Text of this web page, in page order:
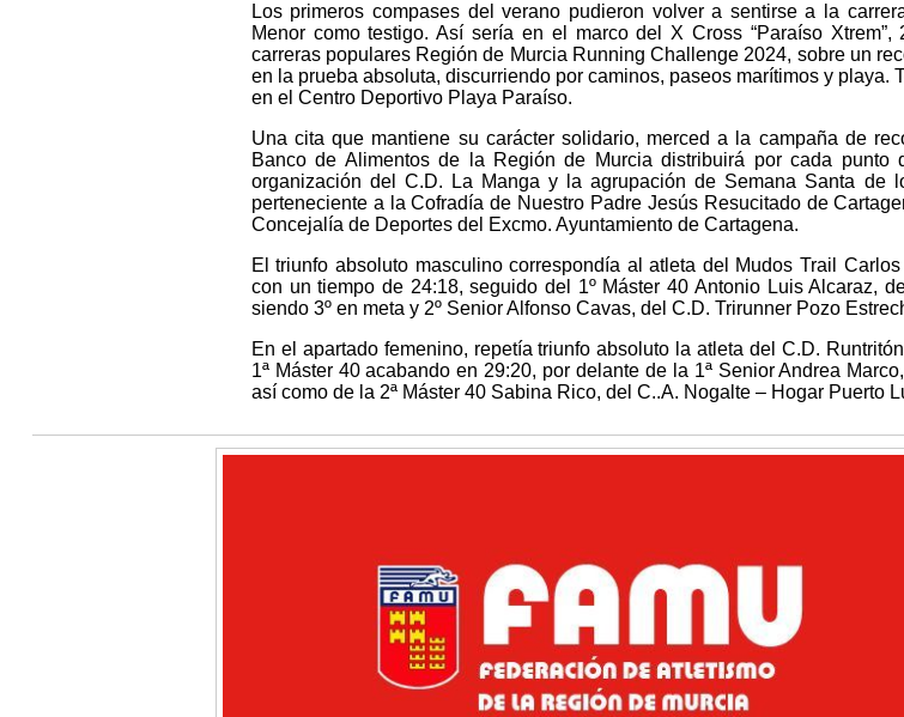
Los primeros compases del verano pudieron volver a sentirse a la
Menor como testigo. Así sería en el marco del X Cross “Paraíso Xtrem”,
carreras populares Región de Murcia Running Challenge 2024, sobre un
en la prueba absoluta, discurriendo por caminos, paseos marítimos y playa.
en el Centro Deportivo Playa Paraíso.
Una cita que mantiene su carácter solidario, merced a la campaña de
Banco de Alimentos de la Región de Murcia distribuirá por cada punto
organización del C.D. La Manga y la agrupación de Semana Santa de
perteneciente a la Cofradía de Nuestro Padre Jesús Resucitado de
Concejalía de Deportes del Excmo. Ayuntamiento de Cartagena.
El triunfo absoluto masculino correspondía al atleta del Mudos Trail
con un tiempo de 24:18, seguido del 1º Máster 40 Antonio Luis Alcaraz,
siendo 3º en meta y 2º Senior Alfonso Cavas, del C.D. Trirunner Pozo
En el apartado femenino, repetía triunfo absoluto la atleta del C.D.
1ª Máster 40 acabando en 29:20, por delante de la 1ª Senior Andrea
así como de la 2ª Máster 40 Sabina Rico, del C..A. Nogalte – Hogar Puerto